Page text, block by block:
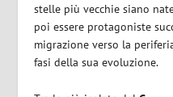
stelle più vecchie siano
poi essere protagoniste
migrazione verso la
fasi della sua evoluzione.